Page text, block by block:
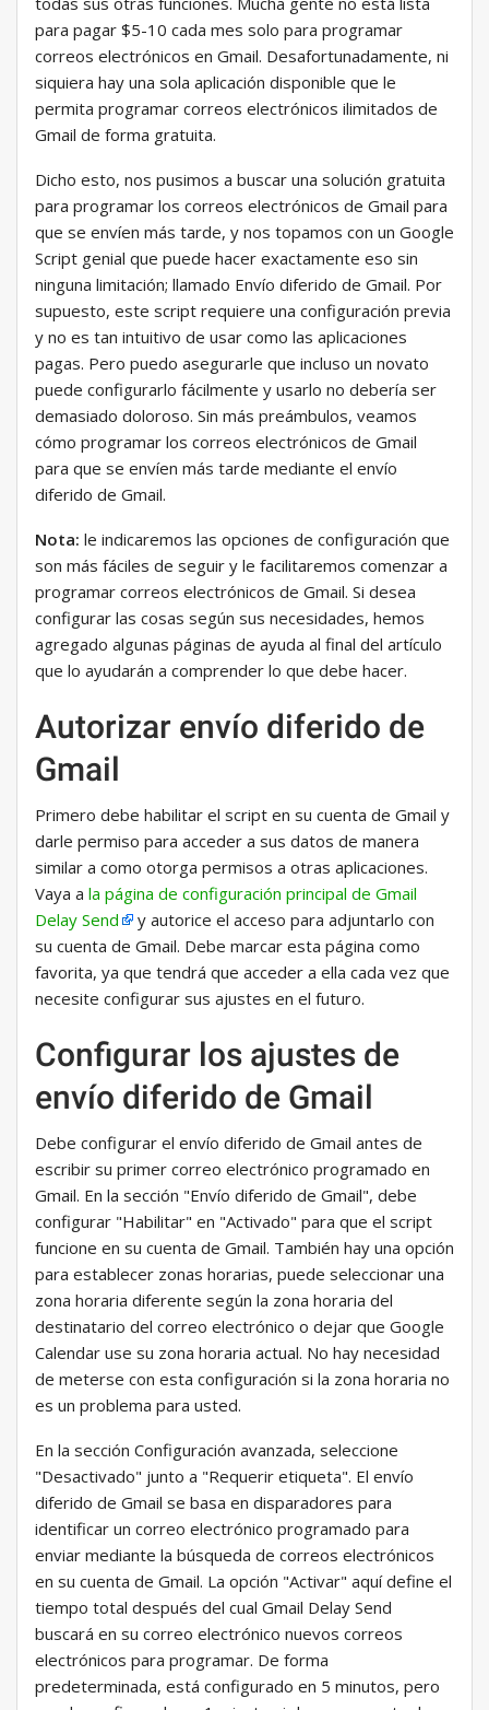
para pagar $5-10 cada mes solo para programar
correos electrónicos en Gmail. Desafortunadamente, ni
siquiera hay una sola aplicación disponible que le
permita programar correos electrónicos ilimitados de
Gmail de forma gratuita.
Dicho esto, nos pusimos a buscar una solución gratuita
para programar los correos electrónicos de Gmail para
que se envíen más tarde, y nos topamos con un Google
Script genial que puede hacer exactamente eso sin
ninguna limitación; llamado Envío diferido de Gmail. Por
supuesto, este script requiere una configuración previa
y no es tan intuitivo de usar como las aplicaciones
pagas. Pero puedo asegurarle que incluso un novato
puede configurarlo fácilmente y usarlo no debería ser
demasiado doloroso. Sin más preámbulos, veamos
cómo programar los correos electrónicos de Gmail
para que se envíen más tarde mediante el envío
diferido de Gmail.
Nota: le indicaremos las opciones de configuración que
son más fáciles de seguir y le facilitaremos comenzar a
programar correos electrónicos de Gmail. Si desea
configurar las cosas según sus necesidades, hemos
agregado algunas páginas de ayuda al final del artículo
que lo ayudarán a comprender lo que debe hacer.
Autorizar envío diferido de
Gmail
Primero debe habilitar el script en su cuenta de Gmail y
darle permiso para acceder a sus datos de manera
similar a como otorga permisos a otras aplicaciones.
Vaya a la página de configuración principal de Gmail
Delay Send
y autorice el acceso para adjuntarlo con
su cuenta de Gmail. Debe marcar esta página como
favorita, ya que tendrá que acceder a ella cada vez que
necesite configurar sus ajustes en el futuro.
Configurar los ajustes de
envío diferido de Gmail
Debe configurar el envío diferido de Gmail antes de
escribir su primer correo electrónico programado en
Gmail. En la sección "Envío diferido de Gmail", debe
configurar "Habilitar" en "Activado" para que el script
funcione en su cuenta de Gmail. También hay una opción
para establecer zonas horarias, puede seleccionar una
zona horaria diferente según la zona horaria del
destinatario del correo electrónico o dejar que Google
Calendar use su zona horaria actual. No hay necesidad
de meterse con esta configuración si la zona horaria no
es un problema para usted.
En la sección Configuración avanzada, seleccione
"Desactivado" junto a "Requerir etiqueta". El envío
diferido de Gmail se basa en disparadores para
identificar un correo electrónico programado para
enviar mediante la búsqueda de correos electrónicos
en su cuenta de Gmail. La opción "Activar" aquí define el
tiempo total después del cual Gmail Delay Send
buscará en su correo electrónico nuevos correos
electrónicos para programar. De forma
predeterminada, está configurado en 5 minutos, pero